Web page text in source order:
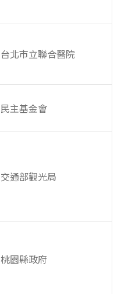
台北市立聯合醫院
民主基金會
交通部觀光局
桃園縣政府